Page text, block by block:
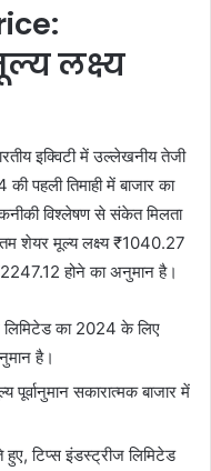
लक्ष्य
इक्विटी में उल्लेखनीय तेजी
तिमाही में बाजार का
विश्लेषण से संकेत मिलता
शेयर मूल्य लक्ष्य ₹1040.27
होने का अनुमान है।
लिमिटेड का 2024 के लिए
है।
पूर्वानुमान सकारात्मक बाजार में
हुए, टिप्स इंडस्ट्रीज लिमिटेड